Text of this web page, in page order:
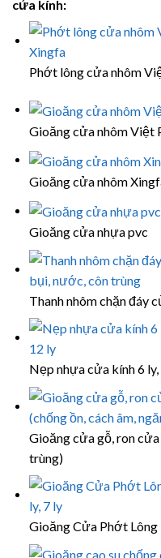
cửa kính:
Phớt lông cửa nhôm
Gioăng cửa nhôm Việt
Gioăng cửa nhôm
Gioăng cửa nhựa pvc
Thanh nhôm chặn đáy
Nẹp nhựa cửa kính 6 ly,
Gioăng cửa gỗ, ron cửa
trùng)
Gioăng Cửa Phớt Lông